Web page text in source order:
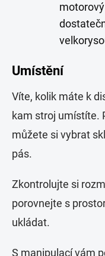
Umístění
Víte, kolik máte k
kam stroj umístíte.
můžete si vybrat
pás.
Zkontrolujte si
porovnejte s
ukládat.
S manipulací vám